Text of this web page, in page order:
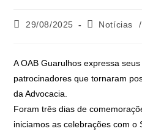
29/08/2025 Notícias /
A OAB Guarulhos expressa
patrocinadores que tornaram
da Advocacia.
Foram três dias de
iniciamos as celebrações com o